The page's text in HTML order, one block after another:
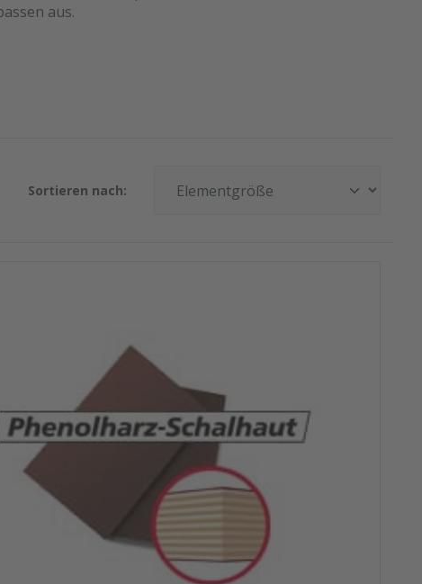
aus.
Sortieren nach: